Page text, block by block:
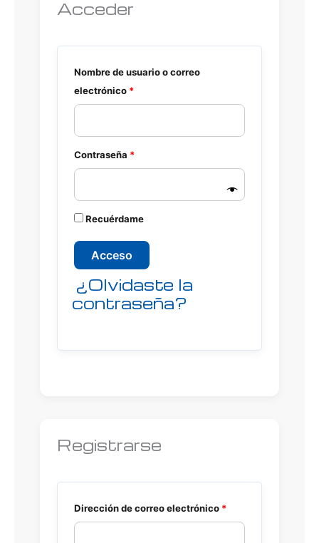
Acceder
Nombre de usuario o correo
electrónico *
Contraseña *
A
t
e
r
n
i
Recuérdame
Acceso
¿Olvidaste la
contraseña?
Registrarse
Dirección de correo electrónico *